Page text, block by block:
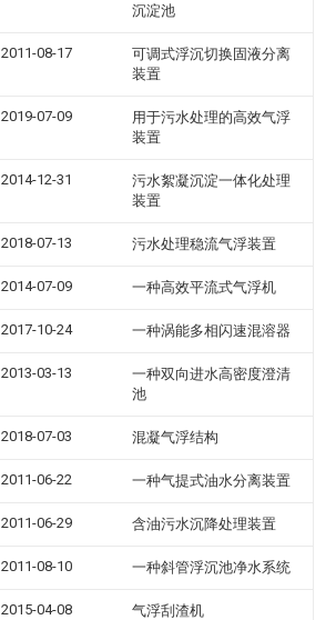
沉淀池
2011-08-17
可调式浮沉切换固液分离
装置
2019-07-09
用于污水处理的高效气浮
装置
2014-12-31
污水絮凝沉淀一体化处理
装置
2018-07-13 污水处理稳流气浮装置
2014-07-09 一种高效平流式气浮机
2017-10-24 一种涡能多相闪速混溶器
2013-03-13
一种双向进水高密度澄清
池
2018-07-03 混凝气浮结构
2011-06-22 一种气提式油水分离装置
2011-06-29 含油污水沉降处理装置
2011-08-10 一种斜管浮沉池净水系统
2015-04-08 气浮刮渣机